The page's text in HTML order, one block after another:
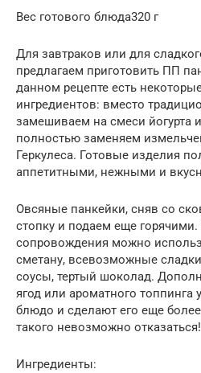
Вес готового блюда320 г
Для завтраков или для
предлагаем приготовить ПП
данном рецепте есть
ингредиентов: вместо
замешиваем на смеси йогурта
полностью заменяем
Геркулеса. Готовые изделия
аппетитными, нежными и
Овсяные панкейки, сняв со
стопку и подаем еще горячими.
сопровождения можно
сметану, всевозможные
соусы, тертый шоколад.
ягод или ароматного топпинга
блюдо и сделают его еще
такого невозможно отказаться!
Ингредиенты: